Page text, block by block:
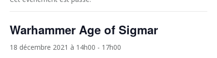
Warhammer Age of Sigmar
18 décembre 2021 à 14h00 - 17h00